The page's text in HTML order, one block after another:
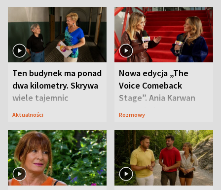
Ten budynek ma ponad
dwa kilometry. Skrywa
wiele tajemnic
Aktualności
Nowa edycja „The
Voice Comeback
Stage”. Ania Karwan
zapowiada
Rozmowy